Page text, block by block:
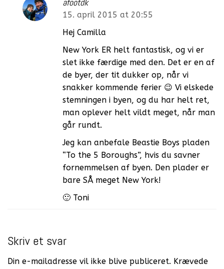
15. april 2015 at 20:55
Hej Camilla
New York ER helt fantastisk, og vi er
slet ikke færdige med den. Det er en af
de byer, der tit dukker op, når vi
snakker kommende ferier 😉 Vi elskede
stemningen i byen, og du har helt ret,
man oplever helt vildt meget, når man
går rundt.
Jeg kan anbefale Beastie Boys pladen
“To the 5 Boroughs”, hvis du savner
fornemmelsen af byen. Den plader er
bare SÅ meget New York!
🙂 Toni
Skriv et svar
Din e-mailadresse vil ikke blive publiceret. Krævede